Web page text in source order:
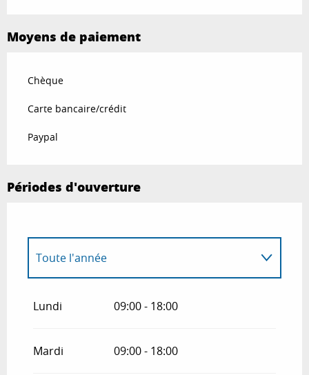
Moyens de paiement
Chèque
Carte bancaire/crédit
Paypal
Périodes d'ouverture
Toute l'année
Lundi 09:00 - 18:00
Mardi 09:00 - 18:00